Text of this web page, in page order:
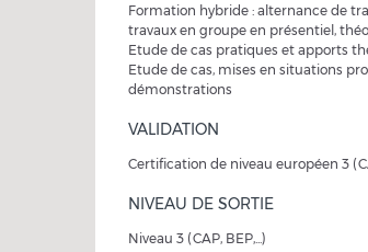
Formation hybride : alternance de
travaux en groupe en présentiel,
Etude de cas pratiques et apports
Etude de cas, mises en situations
démonstrations
VALIDATION
Certification de niveau européen 3
NIVEAU DE SORTIE
Niveau 3 (CAP, BEP,...)